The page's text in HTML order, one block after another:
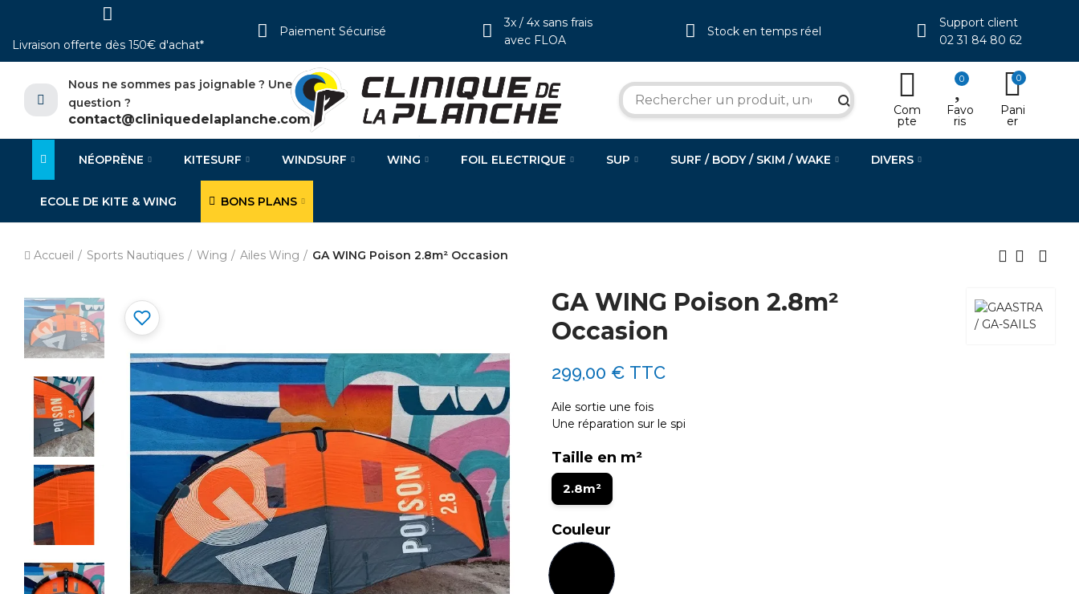
Livraison offerte dès 150€ d'achat*
Paiement Sécurisé
3x / 4x sans frais
avec FLOA
Stock en temps réel
Support client
02 31 84 80 62
Nous ne sommes pas joignable ? Une
question ?
contact@cliniquedelaplanche.com
search Com
pte
0
Favo
ris
0
Pani
er
NÉOPRÈNE KITESURF WINDSURF WING FOIL ELECTRIQUE SUP SURF / BODY / SKIM / WAKE DIVERS
ECOLE DE KITE & WING BONS PLANS
Accueil Sports Nautiques Wing Ailes Wing GA WING Poison 2.8m² Occasion
GA WING Poison 2.8m²
Occasion
299,00 € TTC
Aile sortie une fois
Une réparation sur le spi
Taille en m²
2.8m²
Couleur